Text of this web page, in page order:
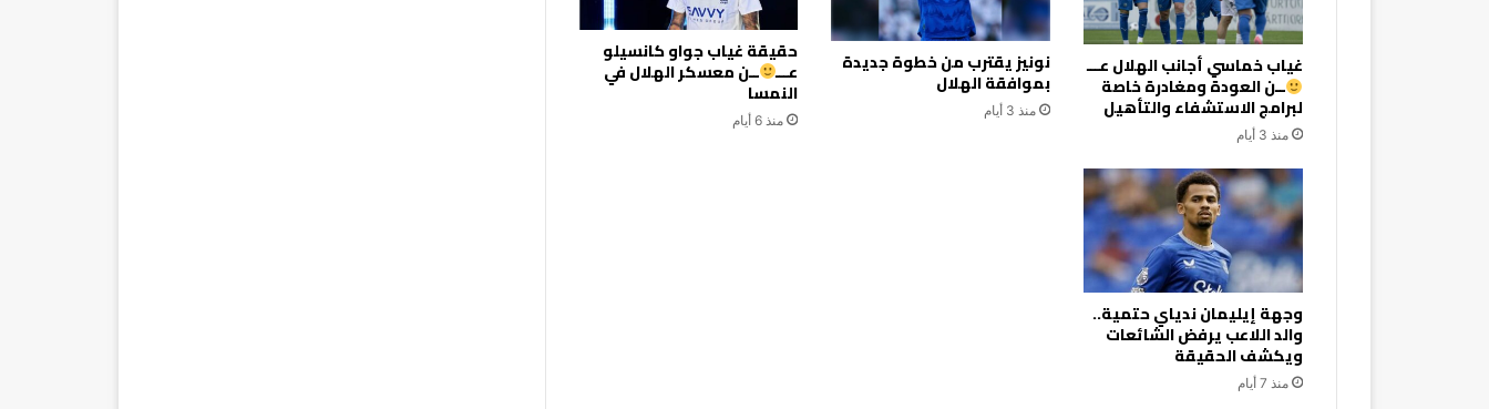
غياب خماسي أجانب الهلال عـــ
ــن العودة ومغادرة خاصة
لبرامج الاستشفاء والتأهيل
منذ 3 أيام
نونيز يقترب من خطوة جديدة
بموافقة الهلال
منذ 3 أيام
حقيقة غياب جواو كانسيلو
عـــ ــن معسكر الهلال في
النمسا
منذ 6 أيام
وجهة إيليمان ندياي حتمية..
والد اللاعب يرفض الشائعات
ويكشف الحقيقة
منذ 7 أيام